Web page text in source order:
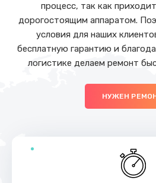
Заказать
Чистка от
от 990 руб.
Замена
Замена
процесс, так как
дорогостоящим аппаратом.
условия для наших
бесплатную гарантию и
логистике делаем ремонт
НУЖЕН